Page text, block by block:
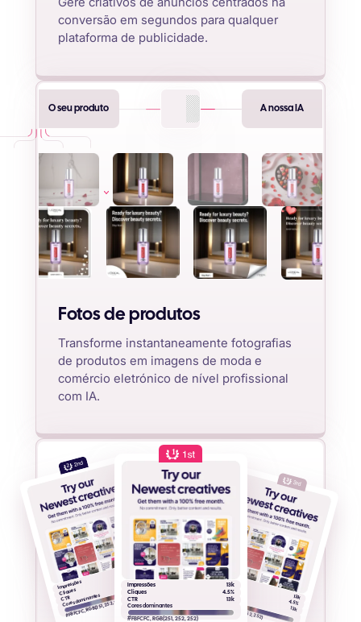
conversão em segundos para qualquer
plataforma de publicidade.
O seu produto A nossa IA
Fotos de produtos
Transforme instantaneamente fotografias
de produtos em imagens de moda e
comércio eletrónico de nível profissional
com IA.
Impressões
13k
Cliques
4.5%
CTR
13k
Cores dominantes
#FBFCFC, RGB(251, 252, 252)
2
Impressões
13k
Cliques
4.5%
CTR
13k
Cores dominantes
#FBFCFC, RGB(251, 252, 252)
1
Impressões
13k
Cliques
4.5%
13k
Cores dominantes
#FBFCFC, RGB(251, 252, 252)